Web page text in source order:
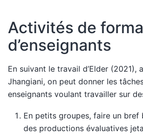
Activités de
d’enseignants
En suivant le travail d’Elder (2021),
Jhangiani, on peut donner les
enseignants voulant travailler sur
En petits groupes, faire un bref
des productions évaluatives